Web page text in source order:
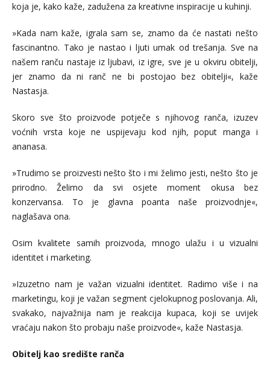
koja je, kako kaže, zadužena za kreativne inspiracije u kuhinji.
»Kada nam kaže, igrala sam se, znamo da će nastati nešto
fascinantno. Tako je nastao i ljuti umak od trešanja. Sve na
našem ranču nastaje iz ljubavi, iz igre, sve je u okviru obitelji,
jer znamo da ni ranč ne bi postojao bez obitelji«, kaže
Nastasja.
Skoro sve što proizvode potječe s njihovog ranča, izuzev
voćnih vrsta koje ne uspijevaju kod njih, poput manga i
ananasa.
»Trudimo se proizvesti nešto što i mi želimo jesti, nešto što je
prirodno. Želimo da svi osjete moment okusa bez
konzervansa. To je glavna poanta naše proizvodnje«,
naglašava ona.
Osim kvalitete samih proizvoda, mnogo ulažu i u vizualni
identitet i marketing.
»Izuzetno nam je važan vizualni identitet. Radimo više i na
marketingu, koji je važan segment cjelokupnog poslovanja. Ali,
svakako, najvažnija nam je reakcija kupaca, koji se uvijek
vraćaju nakon što probaju naše proizvode«, kaže Nastasja.
Obitelj kao središte ranča